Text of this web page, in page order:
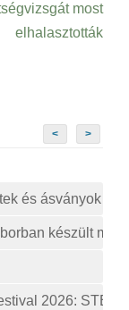
most
elhalasztották
< >
és ásványok
készült
2026: